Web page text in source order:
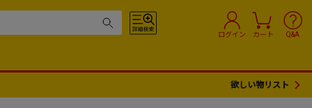
ログイン カート Q&A
欲しい物リスト